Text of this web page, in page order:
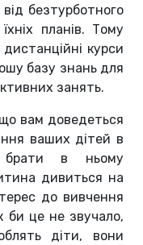
безтурботного
планів. Тому
курси
базу знань для
занять.
вам доведеться
ваших дітей в
в ньому
дивиться на
до вивчення
би це не звучало,
діти, вони